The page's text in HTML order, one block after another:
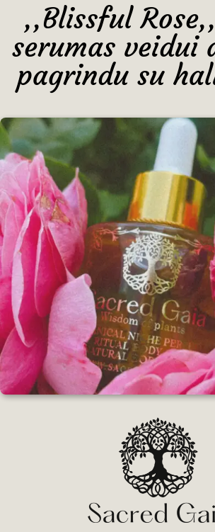
,,Blissful
serumas veidui
pagrindu su